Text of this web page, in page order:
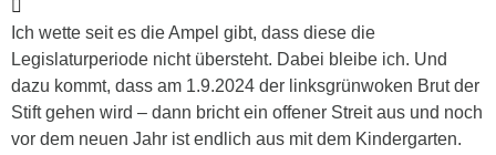
Ich wette seit es die Ampel gibt, dass diese die
Legislaturperiode nicht übersteht. Dabei bleibe ich. Und
dazu kommt, dass am 1.9.2024 der linksgrünwoken Brut der
Stift gehen wird – dann bricht ein offener Streit aus und noch
vor dem neuen Jahr ist endlich aus mit dem Kindergarten.